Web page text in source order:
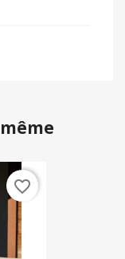
favorite_border